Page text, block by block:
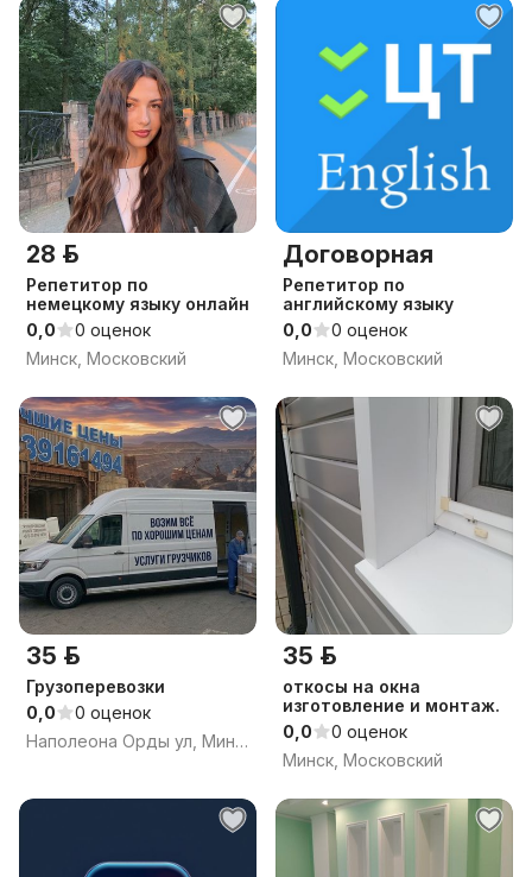
28 р.
Репетитор по
немецкому языку онлайн
0,0
0 оценок
Минск, Московский
Договорная
Репетитор по
английскому языку
0,0
0 оценок
Минск, Московский
35 р.
Грузоперевозки
0,0
0 оценок
Наполеона Орды ул, Минск
35 р.
откосы на окна
изготовление и монтаж.
0,0
0 оценок
Минск, Московский